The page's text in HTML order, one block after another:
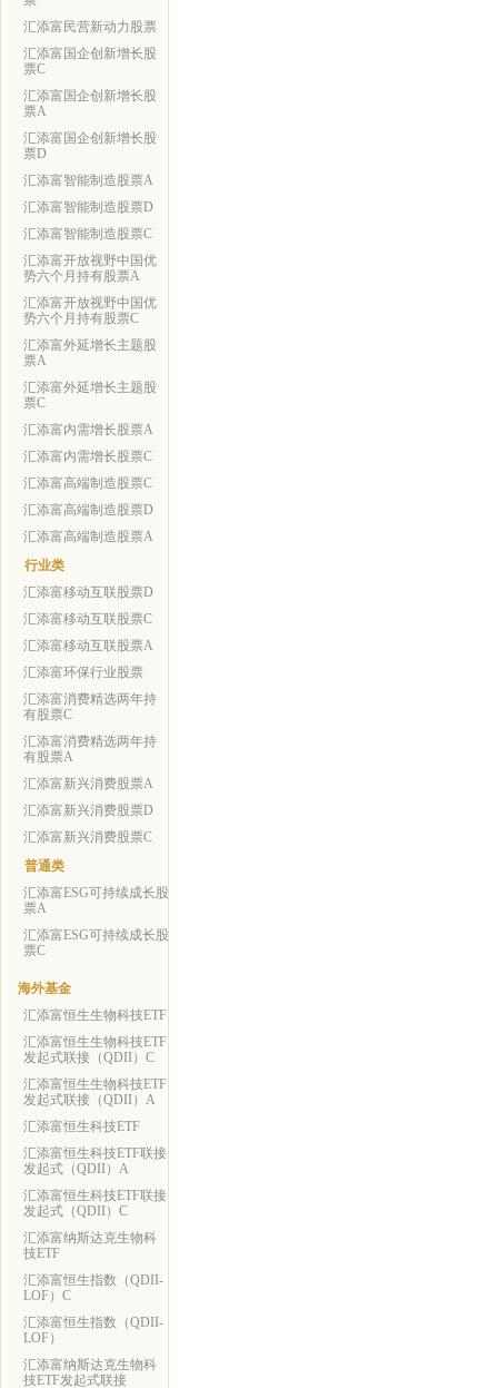
汇添富民营新动力股票
汇添富国企创新增长股
票C
汇添富国企创新增长股
票A
汇添富国企创新增长股
票D
汇添富智能制造股票A
汇添富智能制造股票D
汇添富智能制造股票C
汇添富开放视野中国优
势六个月持有股票A
汇添富开放视野中国优
势六个月持有股票C
汇添富外延增长主题股
票A
汇添富外延增长主题股
票C
汇添富内需增长股票A
汇添富内需增长股票C
汇添富高端制造股票C
汇添富高端制造股票D
汇添富高端制造股票A
行业类
汇添富移动互联股票D
汇添富移动互联股票C
汇添富移动互联股票A
汇添富环保行业股票
汇添富消费精选两年持
有股票C
汇添富消费精选两年持
有股票A
汇添富新兴消费股票A
汇添富新兴消费股票D
汇添富新兴消费股票C
普通类
汇添富ESG可持续成长股
票A
汇添富ESG可持续成长股
票C
海外基金
汇添富恒生生物科技ETF
汇添富恒生生物科技ETF
发起式联接（QDII）C
汇添富恒生生物科技ETF
发起式联接（QDII）A
汇添富恒生科技ETF
汇添富恒生科技ETF联接
发起式（QDII）A
汇添富恒生科技ETF联接
发起式（QDII）C
汇添富纳斯达克生物科
技ETF
汇添富恒生指数（QDII-
LOF）C
汇添富恒生指数（QDII-
LOF）
汇添富纳斯达克生物科
技ETF发起式联接